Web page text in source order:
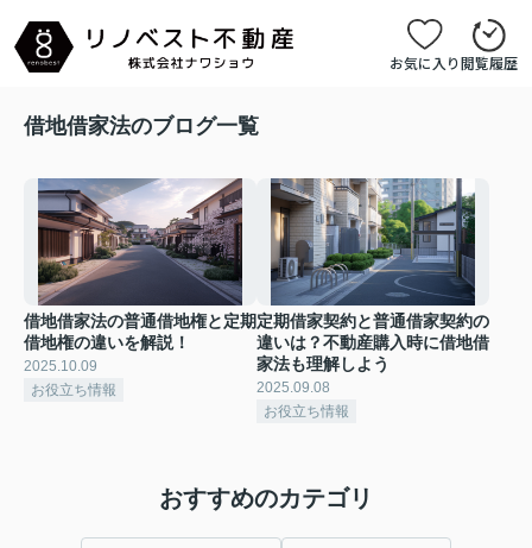
お気に入り閲覧履歴
借地借家法のブログ一覧
借地借家法の普通借地権と定期
借地権の違いを解説！
2025.10.09
お役立ち情報
定期借家契約と普通借家契約の
違いは？不動産購入時に借地借
家法も理解しよう
2025.09.08
お役立ち情報
おすすめのカテゴリ